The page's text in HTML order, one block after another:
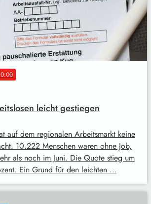
leicht gestiegen
auf dem regionalen Arbeitsmarkt keine
10.222 Menschen waren ohne Job,
als noch im Juni. Die Quote stieg um
Ein Grund für den leichten …